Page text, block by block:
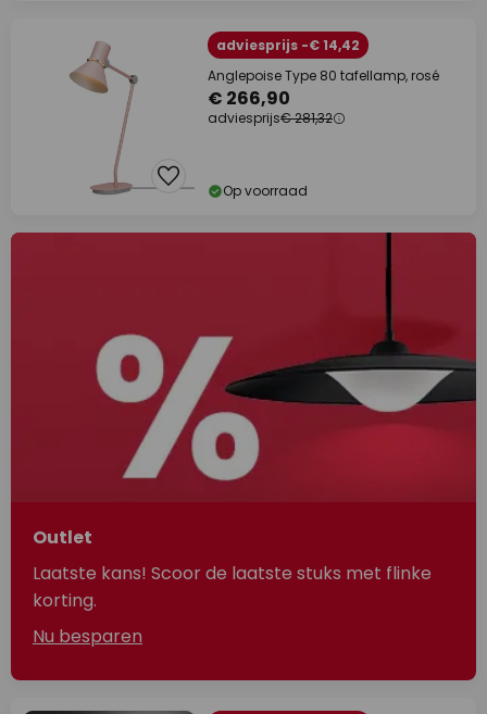
adviesprijs -€ 14,42
Anglepoise Type 80 tafellamp, rosé
€ 266,90
adviesprijs€ 281,32
Op voorraad
Outlet
Laatste kans! Scoor de laatste stuks met flinke
korting.
Nu besparen